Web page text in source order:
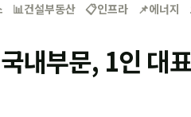
📊건설부동산 📋인프라 📌에너지
내부문, 1인 대